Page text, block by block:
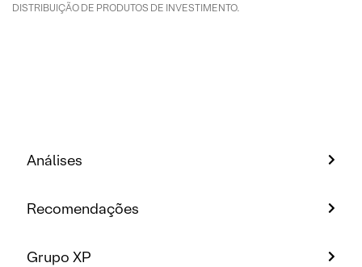
DISTRIBUIÇÃO DE PRODUTOS DE INVESTIMENTO.
Análises
Recomendações
Grupo XP